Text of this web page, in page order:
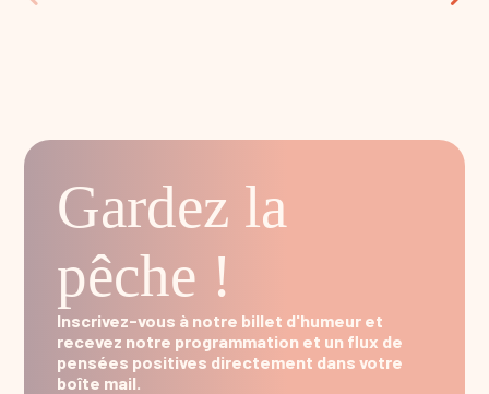
Gardez la
pêche !
Inscrivez-vous à notre billet d'humeur et
recevez notre programmation et un flux de
pensées positives directement dans votre
boîte mail.